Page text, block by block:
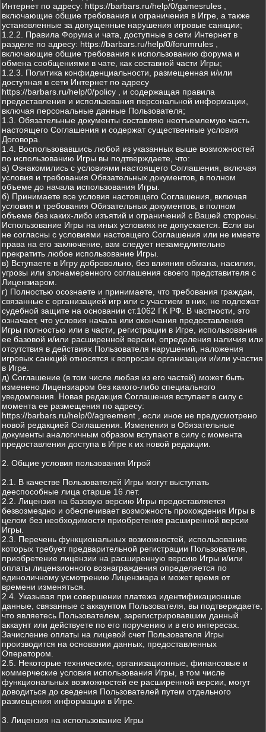
Интернет по адресу: https://barbars.ru/help/0/gamesrules ,
включающие общие требования и ограничения в Игре, а также
установленные за допущенные нарушения игровые санкции;
1.2.2. Правила Форума и чата, доступные в сети Интернет в
разделе по адресу: https://barbars.ru/help/0/forumrules ,
включающие общие требования к использованию форума и
обмена сообщениями в чате, как составной части Игры;
1.2.3. Политика конфиденциальности, размещенная и/или
доступная в сети Интернет по адресу
https://barbars.ru/help/0/policy , и содержащая правила
предоставления и использования персональной информации,
включая персональные данные Пользователя;
1.3. Обязательные документы составляю неотъемлемую часть
настоящего Соглашения и содержат существенные условия
Договора.
1.4. Воспользовавшись любой из указанных выше возможностей
по использованию Игры вы подтверждаете, что:
а) Ознакомились с условиями настоящего Соглашения, включая
условия и требования Обязательных документов, в полном
объеме до начала использования Игры.
б) Принимаете все условия настоящего Соглашения, включая
условия и требования Обязательных документов, в полном
объеме без каких-либо изъятий и ограничений с Вашей стороны.
Использование Игры на иных условиях не допускается. Если вы
не согласны с условиями настоящего Соглашения или не имеете
права на его заключение, вам следует незамедлительно
прекратить любое использование Игры.
в) Вступаете в Игру добровольно, без влияния обмана, насилия,
угрозы или злонамеренного соглашения своего представителя с
Лицензиаром.
г) Полностью осознаете и принимаете, что требования граждан,
связанные с организацией игр или с участием в них, не подлежат
судебной защите на основании ст.1062 ГК РФ. В частности, это
означает, что условия начала или окончания предоставления
Игры полностью или в части, регистрации в Игре, использования
ее базовой и/или расширенной версии, определения наличия или
отсутствия в действиях Пользователя нарушений, наложения
игровых санкций относятся к вопросам организации и/или участия
в Игре.
д) Соглашение (в том числе любая из его частей) может быть
изменено Лицензиаром без какого-либо специального
уведомления. Новая редакция Соглашения вступает в силу с
момента ее размещения по адресу:
https://barbars.ru/help/0/agreement , если иное не предусмотрено
новой редакцией Соглашения. Изменения в Обязательные
документы аналогичным образом вступают в силу с момента
предоставления доступа в Игре к их новой редакции.
2. Общие условия пользования Игрой
2.1. В качестве Пользователей Игры могут выступать
дееспособные лица старше 16 лет.
2.2. Лицензия на базовую версию Игры предоставляется
безвозмездно и обеспечивает возможность прохождения Игры в
целом без необходимости приобретения расширенной версии
Игры.
2.3. Перечень функциональных возможностей, использование
которых требует предварительной регистрации Пользователя,
приобретение лицензии на расширенную версию Игры и/или
оплаты лицензионного вознаграждения определяется по
единоличному усмотрению Лицензиара и может время от
времени изменяться.
2.4. Указывая при совершении платежа идентификационные
данные, связанные с аккаунтом Пользователя, вы подтверждаете,
что являетесь Пользователем, зарегистрировавшим данный
аккаунт или действуете по его поручению и в его интересах.
Зачисление оплаты на лицевой счет Пользователя Игры
производится на основании данных, предоставленных
Оператором.
2.5. Некоторые технические, организационные, финансовые и
коммерческие условия использования Игры, в том числе
функциональных возможностей ее расширенной версии, могут
доводиться до сведения Пользователей путем отдельного
размещения информации в Игре.
3. Лицензия на использование Игры